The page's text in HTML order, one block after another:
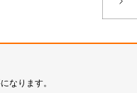
なります。